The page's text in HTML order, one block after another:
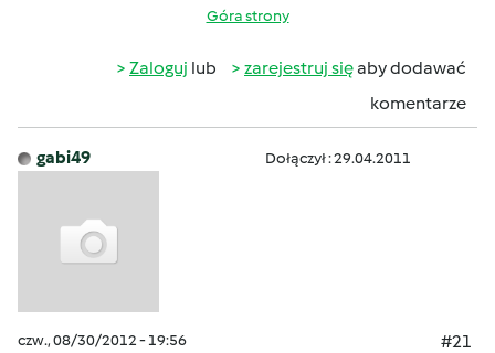
Góra strony
Zaloguj lub zarejestruj sięaby dodawać
komentarze
gabi49 Dołączył : 29.04.2011
czw., 08/30/2012 - 19:56
#21